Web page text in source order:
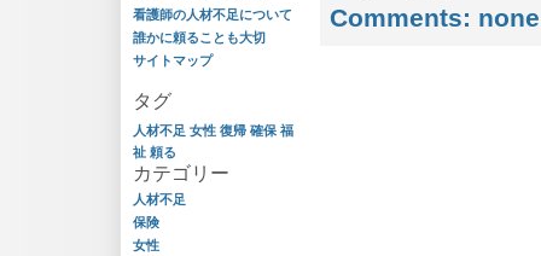
看護師の人材不足について
誰かに頼ることも大切
サイトマップ
タグ
人材不足 女性 復帰 確保 福
祉 頼る
カテゴリー
人材不足
保険
女性
Comments: none